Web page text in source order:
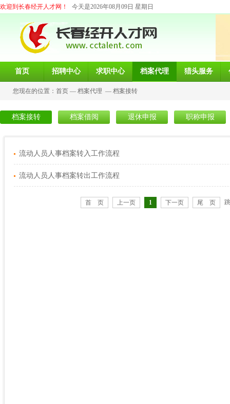
欢迎到长春经开人才网！ 今天是2026年08月09日 星期日
首页 招聘中心 求职中心 档案代理 猎头服务
您现在的位置： 首页 — 档案代理 — 档案接转
档案接转 档案借阅 退休申报 职称申报
流动人员人事档案转入工作流程
流动人员人事档案转出工作流程
首 页 上一页 1 下一页 尾 页